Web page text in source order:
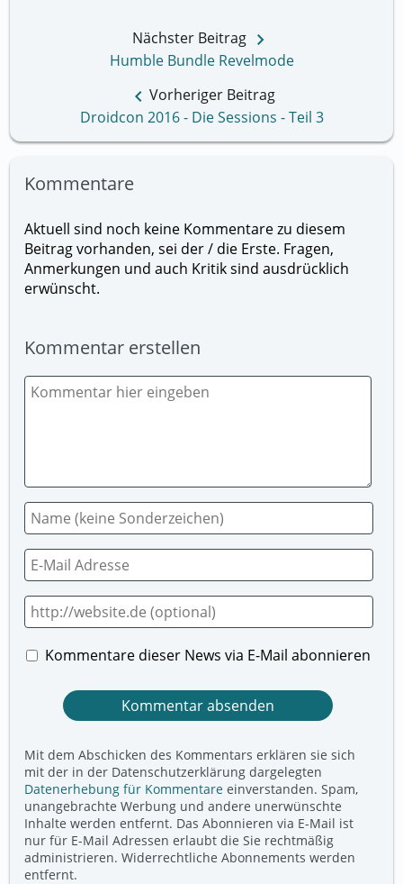
keyboard_arrow_left Vorheriger Beitrag
Droidcon 2016 - Die Sessions - Teil 3
Nächster Beitrag keyboard_arrow_right
Humble Bundle Revelmode
Kommentare
Aktuell sind noch keine Kommentare zu diesem
Beitrag vorhanden, sei der / die Erste. Fragen,
Anmerkungen und auch Kritik sind ausdrücklich
erwünscht.
Kommentar erstellen
Kommentare dieser News via E-Mail abonnieren
Mit dem Abschicken des Kommentars erklären sie sich
mit der in der Datenschutzerklärung dargelegten
Datenerhebung für Kommentare einverstanden. Spam,
unangebrachte Werbung und andere unerwünschte
Inhalte werden entfernt. Das Abonnieren via E-Mail ist
nur für E-Mail Adressen erlaubt die Sie rechtmäßig
administrieren. Widerrechtliche Abonnements werden
entfernt.